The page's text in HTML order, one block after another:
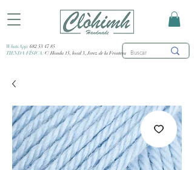
WhatsApp: 682 53 47 85
TIENDA FÍSICA: C/ Honda 15, local 3, Jerez de la Frontera